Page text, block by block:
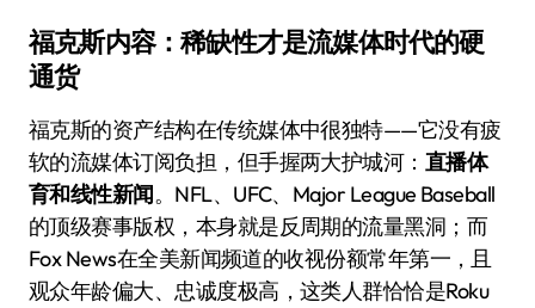
福克斯内容：稀缺性才是流媒体时代的硬
通货
福克斯的资产结构在传统媒体中很独特——它没有疲
软的流媒体订阅负担，但手握两大护城河： 直播体
育和线性新闻。NFL、UFC、Major League Baseball
的顶级赛事版权，本身就是反周期的流量黑洞；而
Fox News在全美新闻频道的收视份额常年第一，且
观众年龄偏大、忠诚度极高，这类人群恰恰是Roku